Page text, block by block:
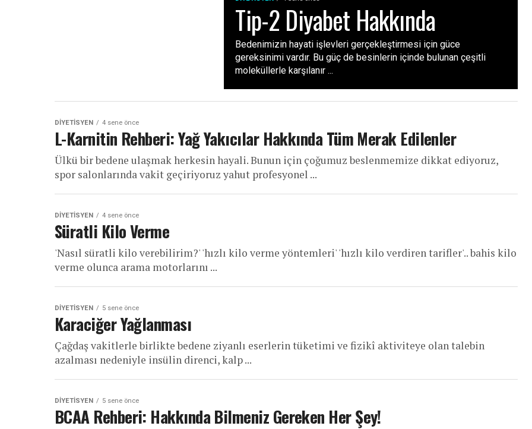
Tip-2 Diyabet Hakkında
Bedenimizin hayati işlevleri gerçekleştirmesi için güce
gereksinimi vardır. Bu güç de besinlerin içinde bulunan çeşitli
moleküllerle karşılanır ...
DIYETISYEN 4 sene önce
L-Karnitin Rehberi: Yağ Yakıcılar Hakkında Tüm Merak Edilenler
Ülkü bir bedene ulaşmak herkesin hayali. Bunun için çoğumuz beslenmemize dikkat ediyoruz,
spor salonlarında vakit geçiriyoruz yahut profesyonel ...
DIYETISYEN 4 sene önce
Süratli Kilo Verme
'Nasıl süratli kilo verebilirim?' 'hızlı kilo verme yöntemleri' 'hızlı kilo verdiren tarifler'.. bahis kilo
verme olunca arama motorlarını ...
DIYETISYEN 5 sene önce
Karaciğer Yağlanması
Çağdaş vakitlerle birlikte bedene ziyanlı eserlerin tüketimi ve fizikî aktiviteye olan talebin
azalması nedeniyle insülin direnci, kalp ...
DIYETISYEN 5 sene önce
BCAA Rehberi: Hakkında Bilmeniz Gereken Her Şey!